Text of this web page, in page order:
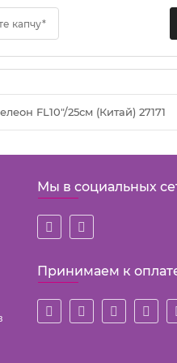
капчу*
FL10"/25см (Китай) 27171
Мы в социальных
Принимаем к